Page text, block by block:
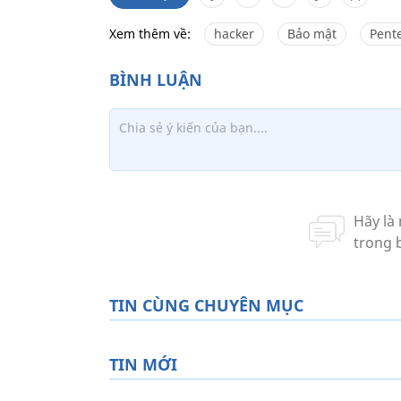
Xem thêm về: hacker Bảo mật
TIN CÙNG CHUYÊN MỤC
TIN MỚI